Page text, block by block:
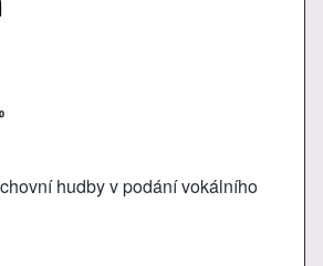
hudby v podání vokálního